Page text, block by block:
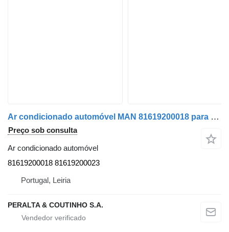
Ar condicionado automóvel MAN 81619200018 para camião MAN
Preço sob consulta
Ar condicionado automóvel
81619200018 81619200023
Portugal, Leiria
PERALTA & COUTINHO S.A.